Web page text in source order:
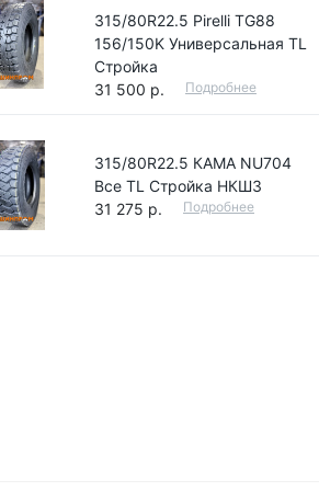
315/80R22.5 Pirelli TG88
156/150K Универсальная TL
Стройка
31 500 р.
Подробнее
315/80R22.5 КАМА NU704
Все TL Стройка НКШЗ
31 275 р.
Подробнее